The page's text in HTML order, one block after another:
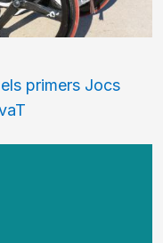
primers Jocs